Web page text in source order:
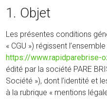
1. Objet
Les présentes conditions
« CGU ») régissent
https://www.rapidparebrise-
édité par la société PARE
Société »), dont l’identité et
à la rubrique « mentions